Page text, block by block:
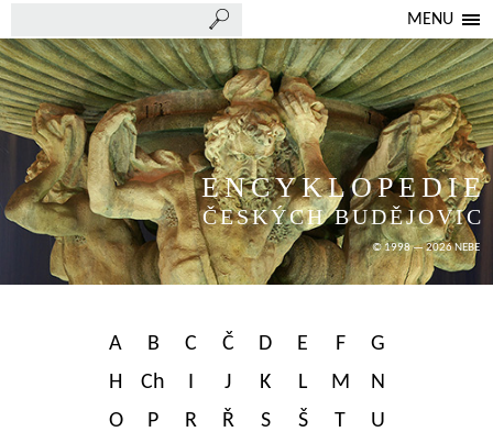
MENU
ENCYKLOPEDIE
ČESKÝCH BUDĚJOVIC
© 1998 — 2026 NEBE
A B C Č D E F
G
H
Ch I J K L M
N
O
P R Ř S Š T
U